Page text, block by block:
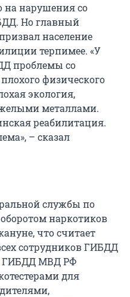
на нарушения со
Но главный
население
терпимее. «У
проблемы со
физического
экология,
металлами.
реабилитация.
– сказал
службы по
наркотиков
что считает
сотрудников ГИБДД
ГИБДД МВД РФ
для